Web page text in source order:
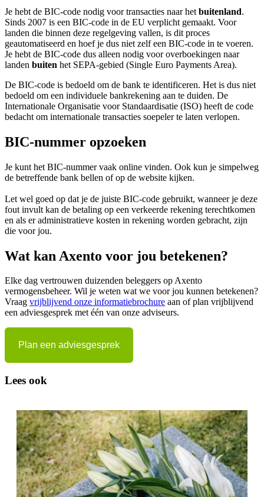
Je hebt de BIC-code nodig voor transacties naar het buitenland.
Sinds 2007 is een BIC-code in de EU verplicht gemaakt. Voor
landen die binnen deze regelgeving vallen, is dit proces
geautomatiseerd en hoef je dus niet zelf een BIC-code in te voeren.
Je hebt de BIC-code dus alleen nodig voor overboekingen naar
landen buiten het SEPA-gebied (Single Euro Payments Area).
De BIC-code is bedoeld om de bank te identificeren. Het is dus niet
bedoeld om een individuele bankrekening aan te duiden. De
Internationale Organisatie voor Standaardisatie (ISO) heeft de code
bedacht om internationale transacties soepeler te laten verlopen.
BIC-nummer opzoeken
Je kunt het BIC-nummer vaak online vinden. Ook kun je simpelweg
de betreffende bank bellen of op de website kijken.
Let wel goed op dat je de juiste BIC-code gebruikt, wanneer je deze
fout invult kan de betaling op een verkeerde rekening terechtkomen
en als er administratieve kosten in rekening worden gebracht, zijn
die voor jou.
Wat kan Axento voor jou betekenen?
Elke dag vertrouwen duizenden beleggers op Axento
vermogensbeheer. Wil je weten wat we voor jou kunnen betekenen?
Vraag vrijblijvend onze informatiebrochure aan of plan vrijblijvend
een adviesgesprek met één van onze adviseurs.
Plan een adviesgesprek
Lees ook